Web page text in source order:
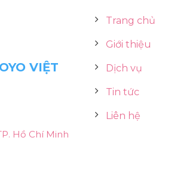
VIỆT
Hồ Chí Minh
Trang chủ
Giới thiệu
Dịch vụ
Tin tức
Liên hệ